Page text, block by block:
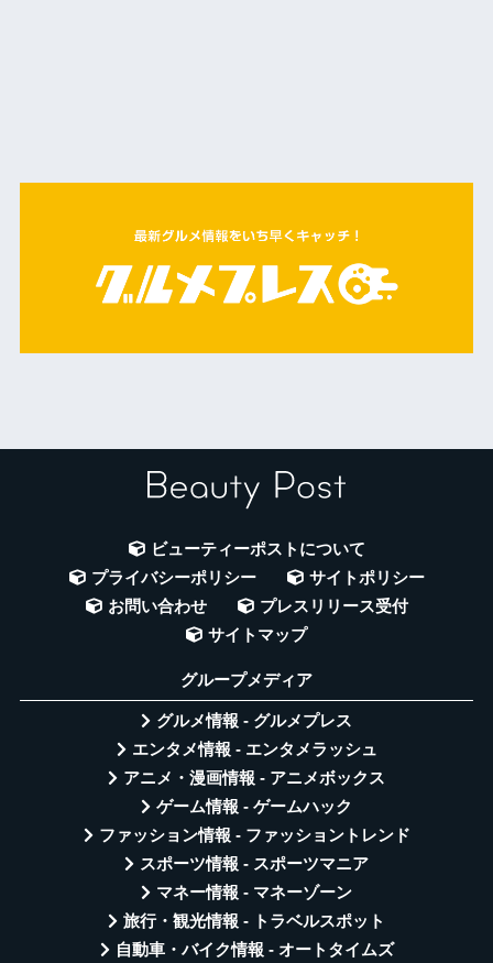
ビューティーポストについて
プライバシーポリシー
サイトポリシー
お問い合わせ
プレスリリース受付
サイトマップ
グループメディア
グルメ情報 - グルメプレス
エンタメ情報 - エンタメラッシュ
アニメ・漫画情報 - アニメボックス
ゲーム情報 - ゲームハック
ファッション情報 - ファッショントレンド
スポーツ情報 - スポーツマニア
マネー情報 - マネーゾーン
旅行・観光情報 - トラベルスポット
自動車・バイク情報 - オートタイムズ